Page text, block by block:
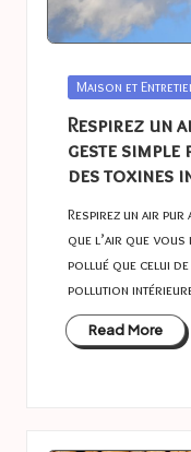
Posted
Maison et
Respirez un
geste
des toxines
Respirez un air
que l’air que vous
pollué que celui
pollution
Read More